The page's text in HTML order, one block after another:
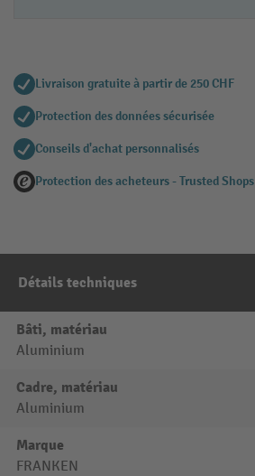
Livraison gratuite à partir de 250 CHF
Protection des données sécurisée
Conseils d'achat personnalisés
Protection des acheteurs - Trusted Shops
Détails techniques
Bâti, matériau
Aluminium
Cadre, matériau
Aluminium
Marque
FRANKEN